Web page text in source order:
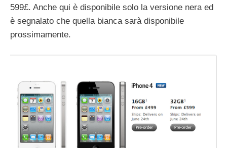
599£. Anche qui è disponibile solo la versione nera ed
è segnalato che quella bianca sarà disponibile
prossimamente.